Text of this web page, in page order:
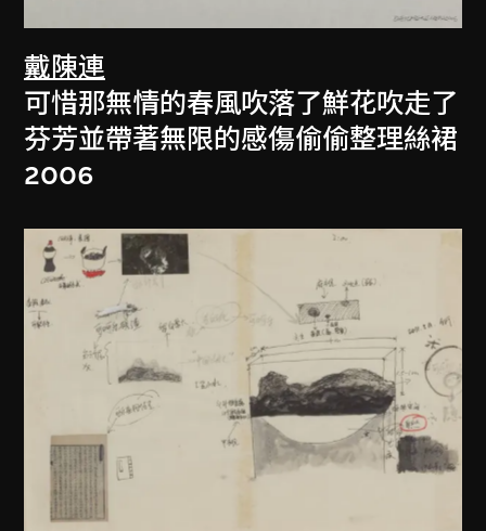
戴陳連
可惜那無情的春風吹落了鮮花吹走了
芬芳並帶著無限的感傷偷偷整理絲裙
2006